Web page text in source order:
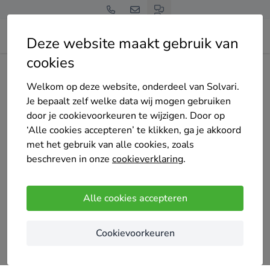
Deze website maakt gebruik van
cookies
Welkom op deze website, onderdeel van Solvari.
Je bepaalt zelf welke data wij mogen gebruiken
door je cookievoorkeuren te wijzigen. Door op
‘Alle cookies accepteren’ te klikken, ga je akkoord
met het gebruik van alle cookies, zoals
beschreven in onze cookieverklaring.
Alle cookies accepteren
Cookievoorkeuren
Home Zonnepanelen
WoonWijzerWinkel Zaanstreek/Haarlemmermeer
Nog geen reviews
Diemen
De grootste winkel voor duurzaam wonen in